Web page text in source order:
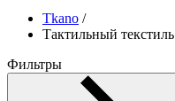
Tkano /
Тактильный текстиль
Фильтры